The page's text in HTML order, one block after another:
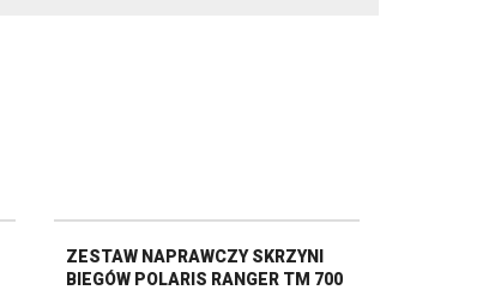
ZESTAW NAPRAWCZY SKRZYNI
BIEGÓW POLARIS RANGER TM 700